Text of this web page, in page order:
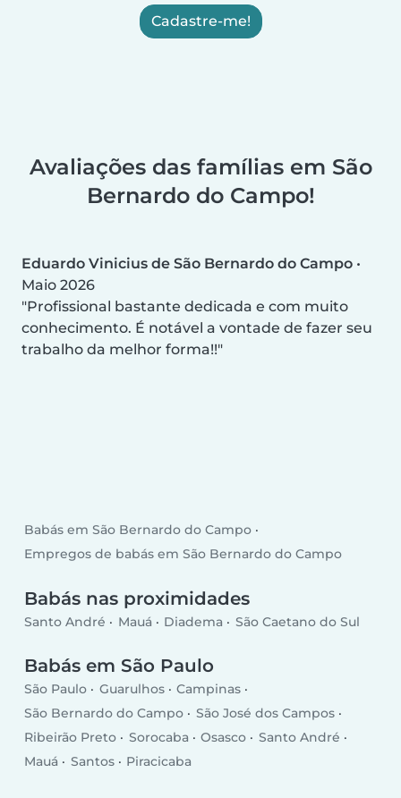
Cadastre-me!
Avaliações das famílias em São
Bernardo do Campo!
Eduardo Vinicius de São Bernardo do Campo •
Maio 2026
Profissional bastante dedicada e com muito
conhecimento. É notável a vontade de fazer seu
trabalho da melhor forma!!
Babás em São Bernardo do Campo
Empregos de babás em São Bernardo do Campo
Babás nas proximidades
Santo André Mauá Diadema São Caetano do Sul
Babás em São Paulo
São Paulo Guarulhos
Campinas
São Bernardo do Campo
São José dos Campos
Ribeirão Preto
Sorocaba Osasco
Santo André
Mauá
Santos Piracicaba